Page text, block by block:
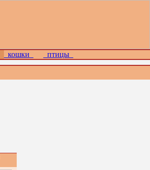
кошки птицы